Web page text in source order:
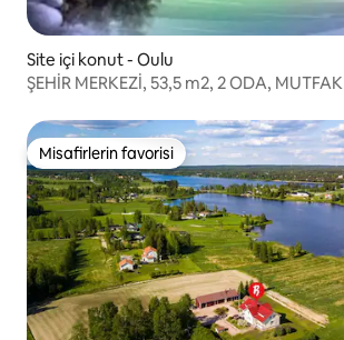
Site içi konut - Oulu
ŞEHİR MERKEZİ, 53,5 m2, 2 ODA, MUTFAK
Misafirlerin favorisi
Misafirlerin favorisi